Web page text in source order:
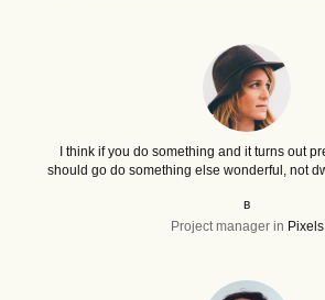
I think if you do something and it turns out
should go do something else wonderful, not
в
Project manager in Pixels